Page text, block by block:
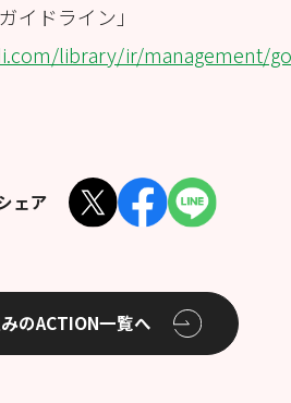
ドライン」
library/ir/management/
ェア
のACTION一覧へ